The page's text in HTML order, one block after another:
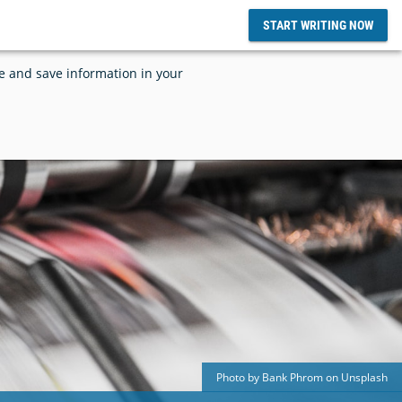
and save information in your
SciFlow
and
SciFlow and Grounded AI Announces
Integration
START WRITING NOW
Photo by Bank Phrom on Unsplash